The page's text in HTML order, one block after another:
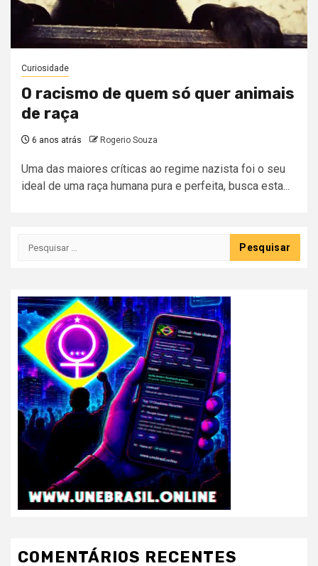
Curiosidade
O racismo de quem só quer animais
de raça
6 anos atrás Rogerio Souza
Uma das maiores críticas ao regime nazista foi o seu
ideal de uma raça humana pura e perfeita, busca esta...
Pesquisar
COMENTÁRIOS RECENTES